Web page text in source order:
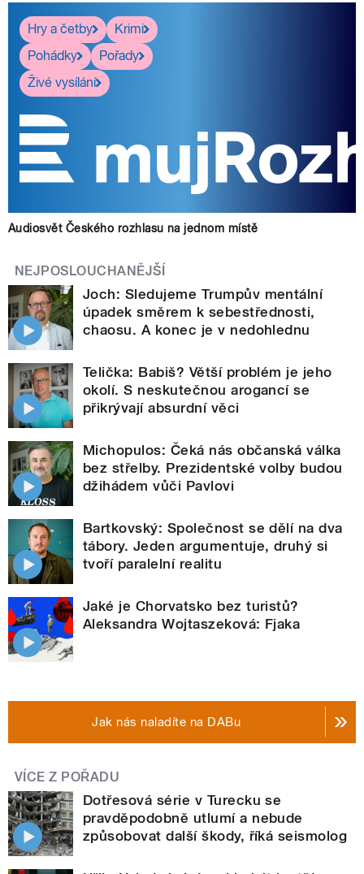
Hry a četby
Krimi
Pohádky
Pořady
Živé vysílání
Audiosvět Českého rozhlasu na jednom místě
NEJPOSLOUCHANĚJŠÍ
Joch: Sledujeme Trumpův mentální
úpadek směrem k sebestřednosti,
chaosu. A konec je v nedohlednu
Telička: Babiš? Větší problém je jeho
okolí. S neskutečnou arogancí se
přikrývají absurdní věci
Michopulos: Čeká nás občanská válka
bez střelby. Prezidentské volby budou
džihádem vůči Pavlovi
Bartkovský: Společnost se dělí na dva
tábory. Jeden argumentuje, druhý si
tvoří paralelní realitu
Jaké je Chorvatsko bez turistů?
Aleksandra Wojtaszeková: Fjaka
Jak nás naladíte na DABu
VÍCE Z POŘADU
Dotřesová série v Turecku se
pravděpodobně utlumí a nebude
způsobovat další škody, říká seismolog